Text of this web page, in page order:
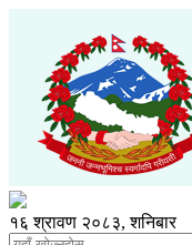
१६ श्रावण २०८३, शनिबार